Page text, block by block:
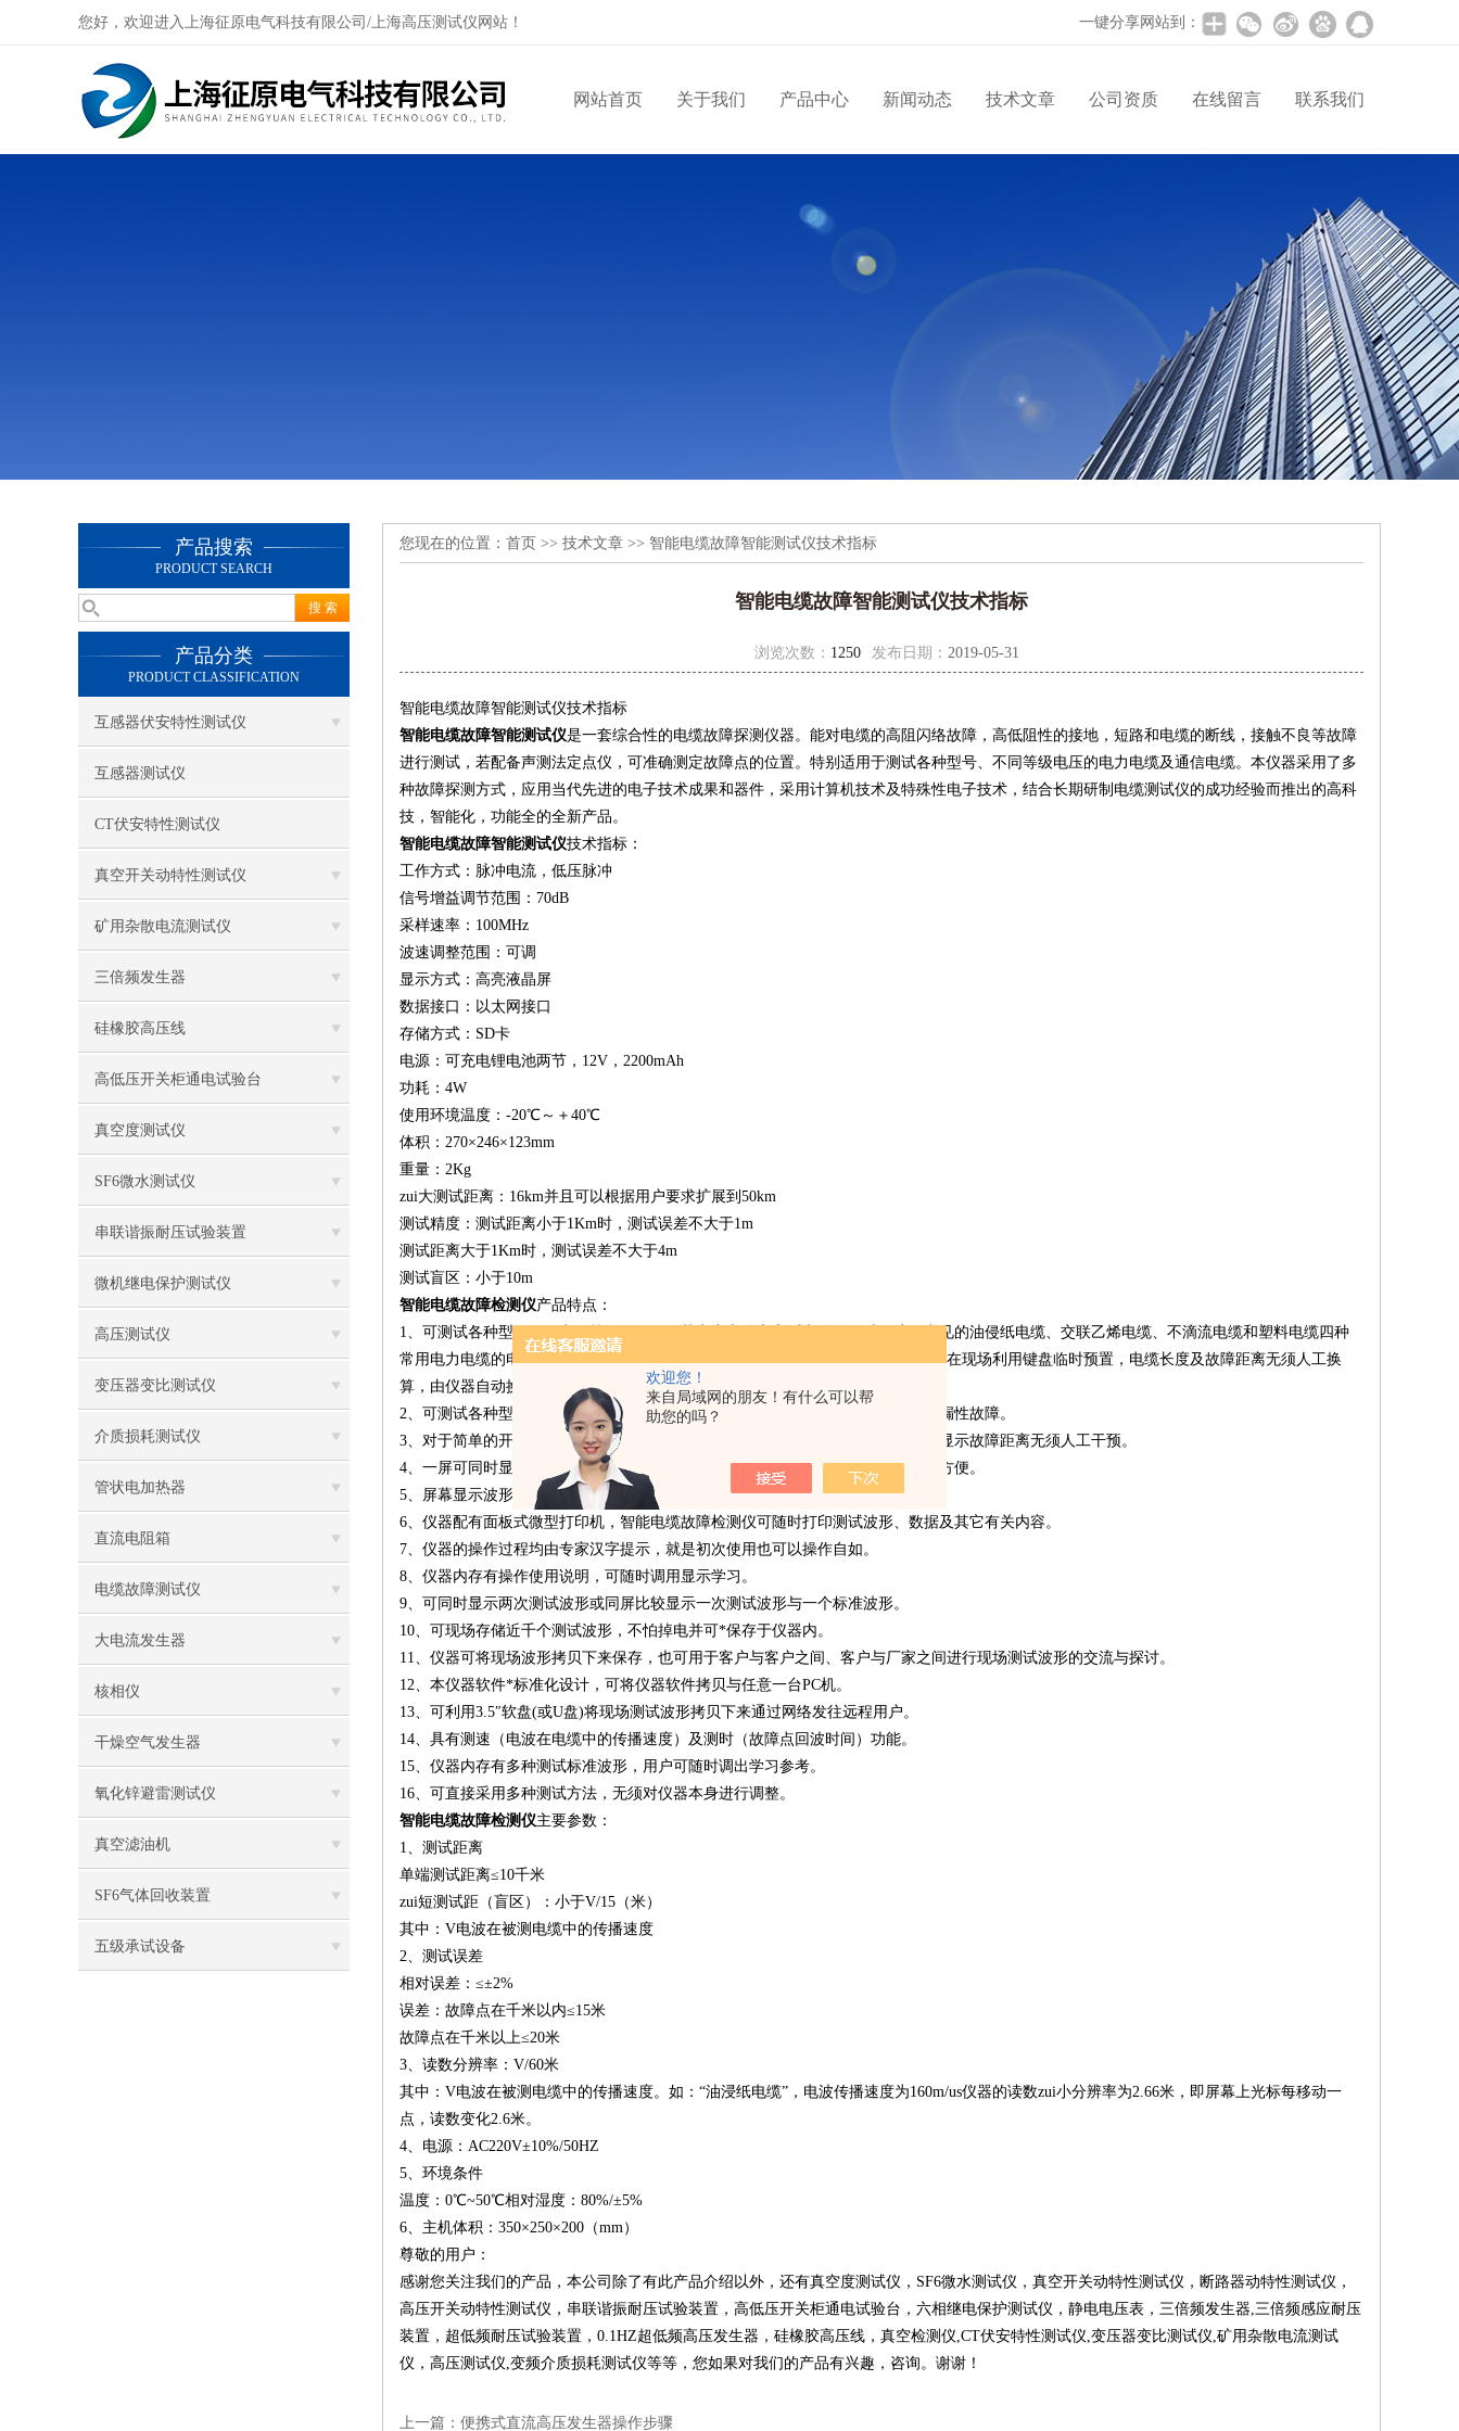
欢迎您！
来自局域网的朋友！有什么可以帮
助您的吗？
您好，欢迎进入上海征原电气科技有限公司/上海高压测试仪网站！ 一键分享网站到：
网站首页 关于我们 产品中心 新闻动态 技术文章 公司资质 在线留言 联系我们
产品搜索
PRODUCT SEARCH
产品分类
PRODUCT CLASSIFICATION
互感器伏安特性测试仪
互感器测试仪
CT伏安特性测试仪
真空开关动特性测试仪
矿用杂散电流测试仪
三倍频发生器
硅橡胶高压线
高低压开关柜通电试验台
真空度测试仪
SF6微水测试仪
串联谐振耐压试验装置
微机继电保护测试仪
高压测试仪
变压器变比测试仪
介质损耗测试仪
管状电加热器
直流电阻箱
电缆故障测试仪
大电流发生器
核相仪
干燥空气发生器
氧化锌避雷测试仪
真空滤油机
SF6气体回收装置
五级承试设备
您现在的位置： 首页 >> 技术文章 >> 智能电缆故障智能测试仪技术指标
智能电缆故障智能测试仪技术指标
浏览次数： 1250 发布日期： 2019-05-31
智能电缆故障智能测试仪技术指标
智能电缆故障智能测试仪是一套综合性的电缆故障探测仪器。能对电缆的高阻闪络故障，高低阻性的接地，短路和电缆的断线，接触不良等故障
进行测试，若配备声测法定点仪，可准确测定故障点的位置。特别适用于测试各种型号、不同等级电压的电力电缆及通信电缆。本仪器采用了多
种故障探测方式，应用当代先进的电子技术成果和器件，采用计算机技术及特殊性电子技术，结合长期研制电缆测试仪的成功经验而推出的高科
技，智能化，功能全的全新产品。
智能电缆故障智能测试仪技术指标：
工作方式：脉冲电流，低压脉冲
信号增益调节范围：70dB
采样速率：100MHz
波速调整范围：可调
显示方式：高亮液晶屏
数据接口：以太网接口
存储方式：SD卡
电源：可充电锂电池两节，12V，2200mAh
功耗：4W
使用环境温度：-20℃～＋40℃
体积：270×246×123mm
重量：2Kg
zui大测试距离：16km并且可以根据用户要求扩展到50km
测试精度：测试距离小于1Km时，测试误差不大于1m
测试距离大于1Km时，测试误差不大于4m
测试盲区：小于10m
智能电缆故障检测仪产品特点：
1、可测试各种型号不同电压等级的铜、铝芯电力电缆和市话电缆的各种故障。常见的油侵纸电缆、交联乙烯电缆、不滴流电缆和塑料电缆四种
常用电力电缆的电波传播速度已经在仪器中预置，一些特殊电缆的电波传播速度可在现场利用键盘临时预置，电缆长度及故障距离无须人工换
算，由仪器自动换算并显示故障距离。
2、可测试各种型号电缆的开路、低阻故障及电力电缆的高阻闪络性故障和高阻泄漏性故障。
3、对于简单的开路、短路故障波形仪器能自动分析自动由双游标标出故障点，并显示故障距离无须人工干预。
4、一屏可同时显示两幅波形（故障波形、全貌波形），给用户分析波形带来极大方便。
5、屏幕显示波形可任意扩展、压缩、左移、右移。
6、仪器配有面板式微型打印机，智能电缆故障检测仪可随时打印测试波形、数据及其它有关内容。
7、仪器的操作过程均由专家汉字提示，就是初次使用也可以操作自如。
8、仪器内存有操作使用说明，可随时调用显示学习。
9、可同时显示两次测试波形或同屏比较显示一次测试波形与一个标准波形。
10、可现场存储近千个测试波形，不怕掉电并可*保存于仪器内。
11、仪器可将现场波形拷贝下来保存，也可用于客户与客户之间、客户与厂家之间进行现场测试波形的交流与探讨。
12、本仪器软件*标准化设计，可将仪器软件拷贝与任意一台PC机。
13、可利用3.5″软盘(或U盘)将现场测试波形拷贝下来通过网络发往远程用户。
14、具有测速（电波在电缆中的传播速度）及测时（故障点回波时间）功能。
15、仪器内存有多种测试标准波形，用户可随时调出学习参考。
16、可直接采用多种测试方法，无须对仪器本身进行调整。
智能电缆故障检测仪主要参数：
1、测试距离
单端测试距离≤10千米
zui短测试距（盲区）：小于V/15（米）
其中：V电波在被测电缆中的传播速度
2、测试误差
相对误差：≤±2%
误差：故障点在千米以内≤15米
故障点在千米以上≤20米
3、读数分辨率：V/60米
其中：V电波在被测电缆中的传播速度。如：“油浸纸电缆”，电波传播速度为160m/us仪器的读数zui小分辨率为2.66米，即屏幕上光标每移动一
点，读数变化2.6米。
4、电源：AC220V±10%/50HZ
5、环境条件
温度：0℃~50℃相对湿度：80%/±5%
6、主机体积：350×250×200（mm）
尊敬的用户：
感谢您关注我们的产品，本公司除了有此产品介绍以外，还有真空度测试仪 ， SF6微水测试仪 ， 真空开关动特性测试仪 ， 断路器动特性测试仪 ，
高压开关动特性测试仪 ， 串联谐振耐压试验装置 ， 高低压开关柜通电试验台 ， 六相继电保护测试仪 ， 静电电压表 ， 三倍频发生器,三倍频感应耐压
装置 ， 超低频耐压试验装置 ， 0.1HZ超低频高压发生器 ， 硅橡胶高压线 ， 真空检测仪,CT伏安特性测试仪,变压器变比测试仪,矿用杂散电流测试
仪 ， 高压测试仪,变频介质损耗测试仪等等，您如果对我们的产品有兴趣，咨询。谢谢！
上一篇： 便携式直流高压发生器操作步骤